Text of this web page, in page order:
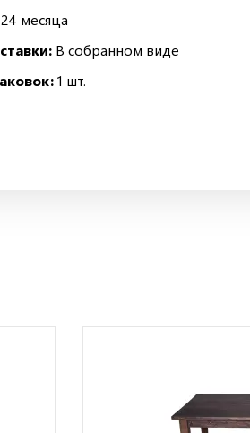
24 месяца
В собранном виде
1 шт.